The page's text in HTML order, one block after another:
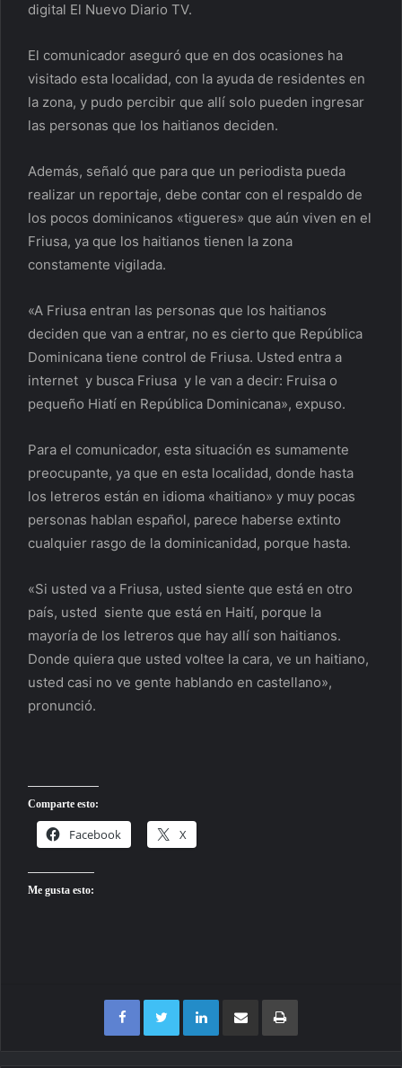
digital El Nuevo Diario TV.
El comunicador aseguró que en dos ocasiones ha
visitado esta localidad, con la ayuda de residentes en
la zona, y pudo percibir que allí solo pueden ingresar
las personas que los haitianos deciden.
Además, señaló que para que un periodista pueda
realizar un reportaje, debe contar con el respaldo de
los pocos dominicanos «tigueres» que aún viven en el
Friusa, ya que los haitianos tienen la zona
constamente vigilada.
«A Friusa entran las personas que los haitianos
deciden que van a entrar, no es cierto que República
Dominicana tiene control de Friusa. Usted entra a
internet y busca Friusa y le van a decir: Fruisa o
pequeño Hiatí en República Dominicana», expuso.
Para el comunicador, esta situación es sumamente
preocupante, ya que en esta localidad, donde hasta
los letreros están en idioma «haitiano» y muy pocas
personas hablan español, parece haberse extinto
cualquier rasgo de la dominicanidad, porque hasta.
«Si usted va a Friusa, usted siente que está en otro
país, usted siente que está en Haití, porque la
mayoría de los letreros que hay allí son haitianos.
Donde quiera que usted voltee la cara, ve un haitiano,
usted casi no ve gente hablando en castellano»,
pronunció.
Comparte esto:
Facebook X
Me gusta esto:
FacebookTwitterLinkedInCompartir por correo electrónicoImprimir